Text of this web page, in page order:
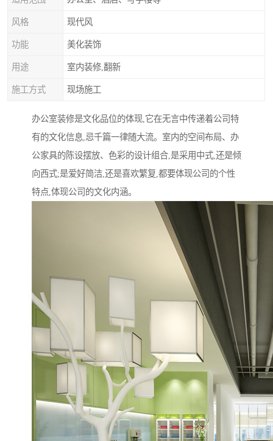
风格 现代风
功能 美化装饰
用途 室内装修,翻新
施工方式 现场施工
办公室装修是文化品位的体现,它在无言中传递着公司特
有的文化信息,忌千篇一律随大流。室内的空间布局、办
公家具的陈设摆放、色彩的设计组合,是采用中式,还是倾
向西式;是爱好简洁,还是喜欢繁复,都要体现公司的个性
特点,体现公司的文化内涵。